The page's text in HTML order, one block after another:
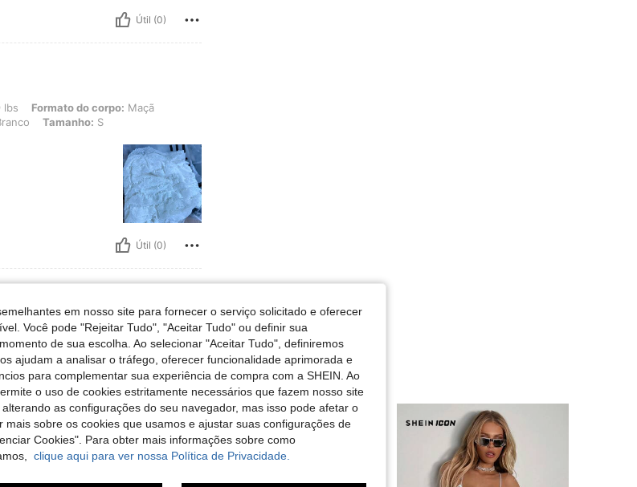
Útil (0)
corpo: Maçã, Cintura: 70 cm / 28 in, Busto: 70 cm / 28 in, Ancas: 96 cm / 38 in, Cor: Branco, Tamanho: S
lbs Formato do corpo: Maçã
Tamanho: S
Útil (0)
em nosso site para fornecer o serviço solicitado e oferecer
Você pode "Rejeitar Tudo", "Aceitar Tudo" ou definir sua
de sua escolha. Ao selecionar "Aceitar Tudo", definiremos
ajudam a analisar o tráfego, oferecer funcionalidade aprimorada e
para complementar sua experiência de compra com a SHEIN. Ao
o uso de cookies estritamente necessários que fazem nosso site
as configurações do seu navegador, mas isso pode afetar o
mais sobre os cookies que usamos e ajustar suas configurações de
Cookies". Para obter mais informações sobre como
clique aqui para ver nossa Política de Privacidade.